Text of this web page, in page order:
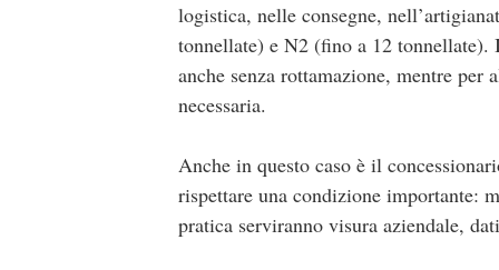
logistica, nelle consegne,
tonnellate) e N2 (fino a 12 tonnellate).
anche senza rottamazione, mentre
necessaria.
Anche in questo caso è il
rispettare una condizione importante:
pratica serviranno visura aziendale,